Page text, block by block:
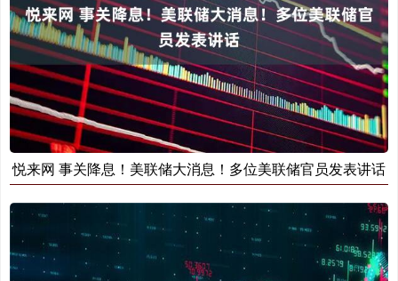
悦来网 事关降息！美联储大消息！多位美联储官员发表讲话